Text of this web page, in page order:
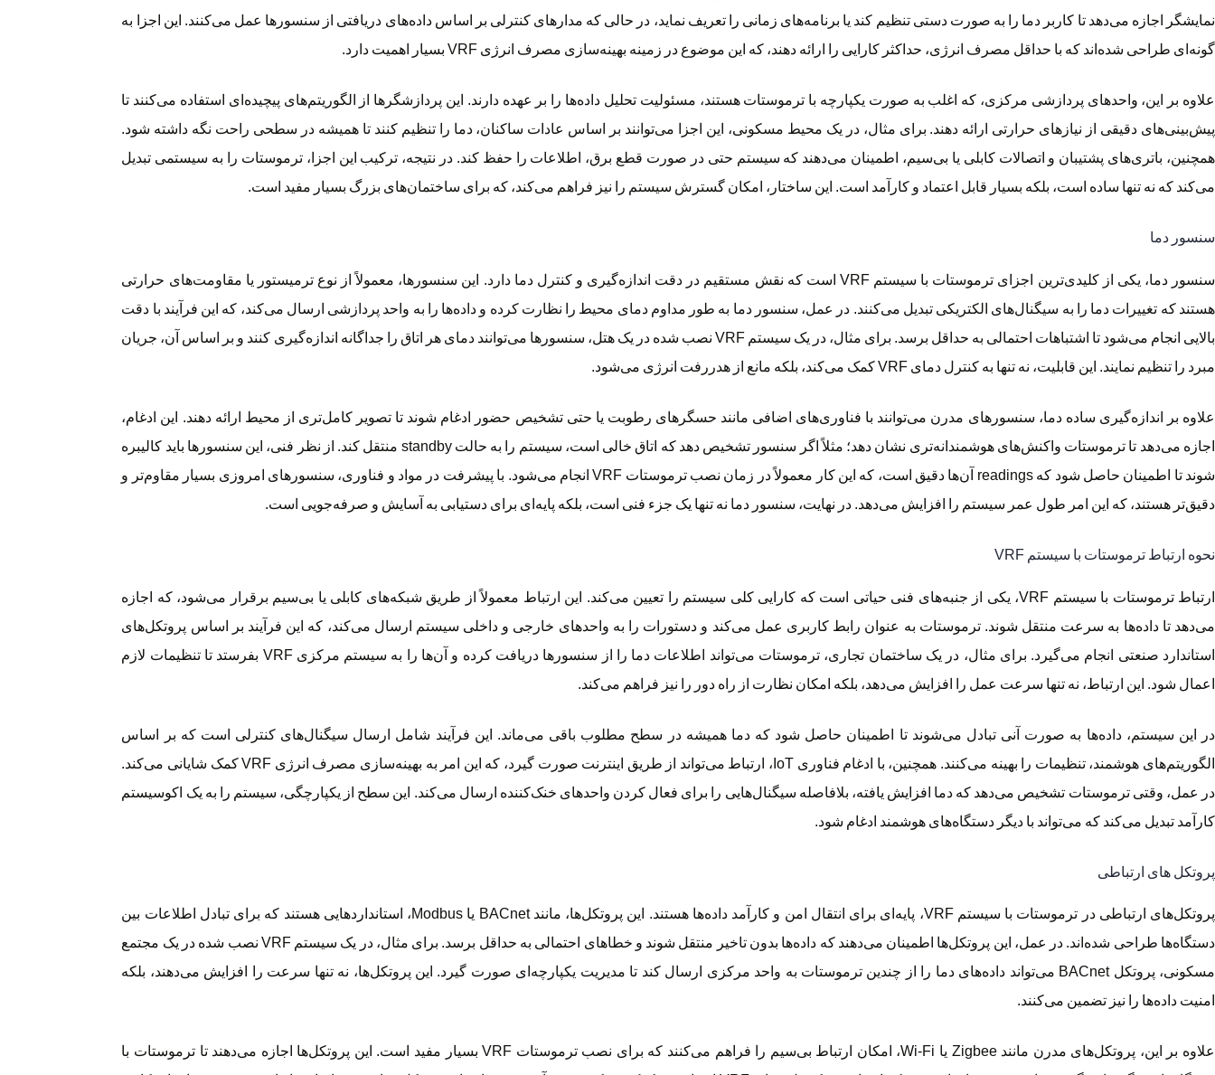
نمایشگر اجازه می‌دهد تا کاربر دما را به صورت دستی تنظیم کند یا برنامه‌های زمانی را تعریف نماید، در حالی که مدارهای کنترلی بر اساس داده‌های دریافتی از سنسورها عمل می‌کنند. این اجزا به
گونه‌ای طراحی شده‌اند که با حداقل مصرف انرژی، حداکثر کارایی را ارائه دهند، که این موضوع در زمینه بهینه‌سازی مصرف انرژی VRF بسیار اهمیت دارد.
علاوه بر این، واحدهای پردازشی مرکزی، که اغلب به صورت یکپارچه با ترموستات هستند، مسئولیت تحلیل داده‌ها را بر عهده دارند. این پردازشگرها از الگوریتم‌های پیچیده‌ای استفاده می‌کنند تا
پیش‌بینی‌های دقیقی از نیازهای حرارتی ارائه دهند. برای مثال، در یک محیط مسکونی، این اجزا می‌توانند بر اساس عادات ساکنان، دما را تنظیم کنند تا همیشه در سطحی راحت نگه داشته شود.
همچنین، باتری‌های پشتیبان و اتصالات کابلی یا بی‌سیم، اطمینان می‌دهند که سیستم حتی در صورت قطع برق، اطلاعات را حفظ کند. در نتیجه، ترکیب این اجزا، ترموستات را به سیستمی تبدیل
می‌کند که نه تنها ساده است، بلکه بسیار قابل اعتماد و کارآمد است. این ساختار، امکان گسترش سیستم را نیز فراهم می‌کند، که برای ساختمان‌های بزرگ بسیار مفید است.
سنسور دما
سنسور دما، یکی از کلیدی‌ترین اجزای ترموستات با سیستم VRF است که نقش مستقیم در دقت اندازه‌گیری و کنترل دما دارد. این سنسورها، معمولاً از نوع ترمیستور یا مقاومت‌های حرارتی
هستند که تغییرات دما را به سیگنال‌های الکتریکی تبدیل می‌کنند. در عمل، سنسور دما به طور مداوم دمای محیط را نظارت کرده و داده‌ها را به واحد پردازشی ارسال می‌کند، که این فرآیند با دقت
بالایی انجام می‌شود تا اشتباهات احتمالی به حداقل برسد. برای مثال، در یک سیستم VRF نصب شده در یک هتل، سنسورها می‌توانند دمای هر اتاق را جداگانه اندازه‌گیری کنند و بر اساس آن، جریان
مبرد را تنظیم نمایند. این قابلیت، نه تنها به کنترل دمای VRF کمک می‌کند، بلکه مانع از هدررفت انرژی می‌شود.
علاوه بر اندازه‌گیری ساده دما، سنسورهای مدرن می‌توانند با فناوری‌های اضافی مانند حسگرهای رطوبت یا حتی تشخیص حضور ادغام شوند تا تصویر کامل‌تری از محیط ارائه دهند. این ادغام،
اجازه می‌دهد تا ترموستات واکنش‌های هوشمندانه‌تری نشان دهد؛ مثلاً اگر سنسور تشخیص دهد که اتاق خالی است، سیستم را به حالت standby منتقل کند. از نظر فنی، این سنسورها باید کالیبره
شوند تا اطمینان حاصل شود که readings آن‌ها دقیق است، که این کار معمولاً در زمان نصب ترموستات VRF انجام می‌شود. با پیشرفت در مواد و فناوری، سنسورهای امروزی بسیار مقاوم‌تر و
دقیق‌تر هستند، که این امر طول عمر سیستم را افزایش می‌دهد. در نهایت، سنسور دما نه تنها یک جزء فنی است، بلکه پایه‌ای برای دستیابی به آسایش و صرفه‌جویی است.
نحوه ارتباط ترموستات با سیستم VRF
ارتباط ترموستات با سیستم VRF، یکی از جنبه‌های فنی حیاتی است که کارایی کلی سیستم را تعیین می‌کند. این ارتباط معمولاً از طریق شبکه‌های کابلی یا بی‌سیم برقرار می‌شود، که اجازه
می‌دهد تا داده‌ها به سرعت منتقل شوند. ترموستات به عنوان رابط کاربری عمل می‌کند و دستورات را به واحدهای خارجی و داخلی سیستم ارسال می‌کند، که این فرآیند بر اساس پروتکل‌های
استاندارد صنعتی انجام می‌گیرد. برای مثال، در یک ساختمان تجاری، ترموستات می‌تواند اطلاعات دما را از سنسورها دریافت کرده و آن‌ها را به سیستم مرکزی VRF بفرستد تا تنظیمات لازم
اعمال شود. این ارتباط، نه تنها سرعت عمل را افزایش می‌دهد، بلکه امکان نظارت از راه دور را نیز فراهم می‌کند.
در این سیستم، داده‌ها به صورت آنی تبادل می‌شوند تا اطمینان حاصل شود که دما همیشه در سطح مطلوب باقی می‌ماند. این فرآیند شامل ارسال سیگنال‌های کنترلی است که بر اساس
الگوریتم‌های هوشمند، تنظیمات را بهینه می‌کنند. همچنین، با ادغام فناوری IoT، ارتباط می‌تواند از طریق اینترنت صورت گیرد، که این امر به بهینه‌سازی مصرف انرژی VRF کمک شایانی می‌کند.
در عمل، وقتی ترموستات تشخیص می‌دهد که دما افزایش یافته، بلافاصله سیگنال‌هایی را برای فعال کردن واحدهای خنک‌کننده ارسال می‌کند. این سطح از یکپارچگی، سیستم را به یک اکوسیستم
کارآمد تبدیل می‌کند که می‌تواند با دیگر دستگاه‌های هوشمند ادغام شود.
پروتکل های ارتباطی
پروتکل‌های ارتباطی در ترموستات با سیستم VRF، پایه‌ای برای انتقال امن و کارآمد داده‌ها هستند. این پروتکل‌ها، مانند BACnet یا Modbus، استانداردهایی هستند که برای تبادل اطلاعات بین
دستگاه‌ها طراحی شده‌اند. در عمل، این پروتکل‌ها اطمینان می‌دهند که داده‌ها بدون تاخیر منتقل شوند و خطاهای احتمالی به حداقل برسد. برای مثال، در یک سیستم VRF نصب شده در یک مجتمع
مسکونی، پروتکل BACnet می‌تواند داده‌های دما را از چندین ترموستات به واحد مرکزی ارسال کند تا مدیریت یکپارچه‌ای صورت گیرد. این پروتکل‌ها، نه تنها سرعت را افزایش می‌دهند، بلکه
امنیت داده‌ها را نیز تضمین می‌کنند.
علاوه بر این، پروتکل‌های مدرن مانند Zigbee یا Wi-Fi، امکان ارتباط بی‌سیم را فراهم می‌کنند که برای نصب ترموستات VRF بسیار مفید است. این پروتکل‌ها اجازه می‌دهند تا ترموستات با